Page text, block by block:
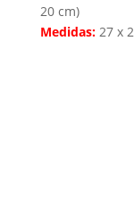
20 cm)
Medidas:27 x